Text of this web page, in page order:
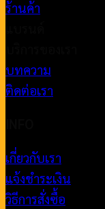
ร้านค้า
บทความ
ติดต่อเรา
เกี่ยวกับเรา
แจ้งชำระเงิน
วิธีการสั่งซื้อ